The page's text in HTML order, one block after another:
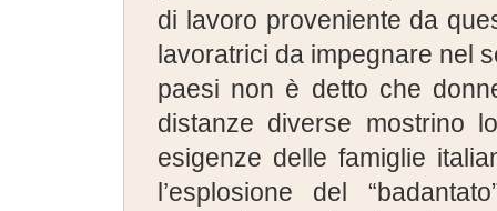
di lavoro proveniente da
lavoratrici da impegnare nel
paesi non è detto che
distanze diverse mostrino
esigenze delle famiglie
l’esplosione del